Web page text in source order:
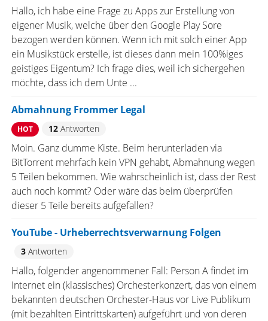
Hallo, ich habe eine Frage zu Apps zur Erstellung von
eigener Musik, welche über den Google Play Sore
bezogen werden können. Wenn ich mit solch einer App
ein Musikstück erstelle, ist dieses dann mein 100%iges
geistiges Eigentum? Ich frage dies, weil ich sichergehen
möchte, dass ich dem Unte ...
Abmahnung Frommer Legal
HOT 12Antworten
Moin. Ganz dumme Kiste. Beim herunterladen via
BitTorrent mehrfach kein VPN gehabt, Abmahnung wegen
5 Teilen bekommen. Wie wahrscheinlich ist, dass der Rest
auch noch kommt? Oder wäre das beim überprüfen
dieser 5 Teile bereits aufgefallen?
YouTube - Urheberrechtsverwarnung Folgen
3Antworten
Hallo, folgender angenommener Fall: Person A findet im
Internet ein (klassisches) Orchesterkonzert, das von einem
bekannten deutschen Orchester-Haus vor Live Publikum
(mit bezahlten Eintrittskarten) aufgeführt und von deren